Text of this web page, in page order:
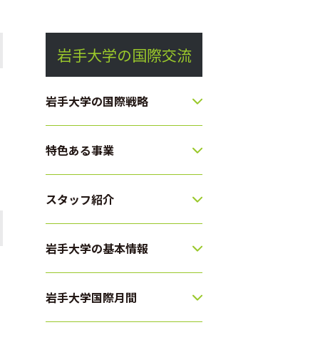
岩手大学の国際交流
岩手大学の国際戦略
特色ある事業
スタッフ紹介
岩手大学の基本情報
岩手大学国際月間